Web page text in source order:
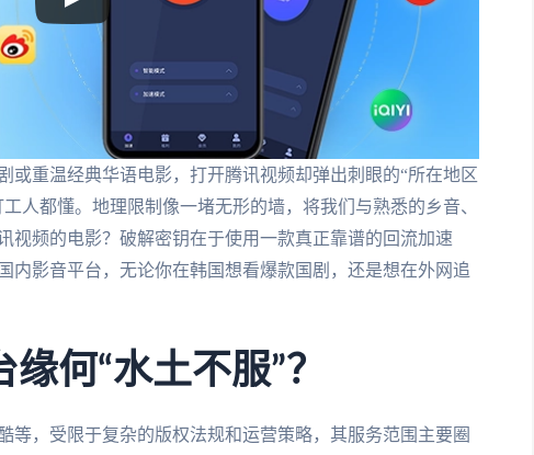
或重温经典华语电影，打开腾讯视频却弹出刺眼的“所在地区
人都懂。地理限制像一堵无形的墙，将我们与熟悉的乡音、
视频的电影？破解密钥在于使用一款真正靠谱的回流加速
内影音平台，无论你在韩国想看爆款国剧，还是想在外网追
何“水土不服”？
等，受限于复杂的版权法规和运营策略，其服务范围主要圈